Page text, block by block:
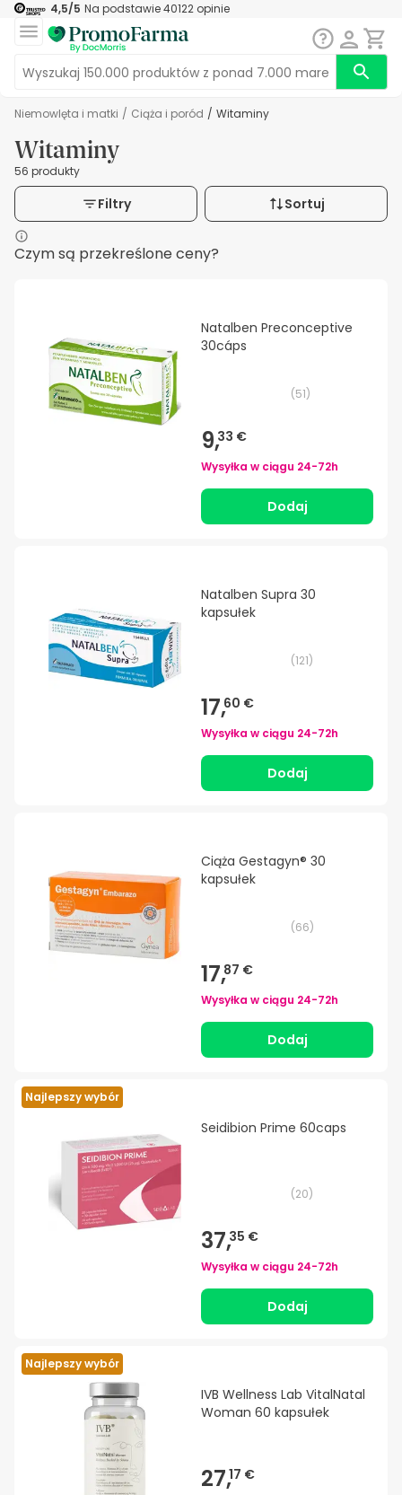
4,5/5 Na podstawie40122 opinie
Niemowlęta i matki / Ciąża i poród / Witaminy
Witaminy
56 produkty
Filtry Sortuj
Czym są przekreślone ceny?
Natalben Preconceptive
30cáps
(51)
9,33 €
Wysyłka w ciągu 24-72h
Dodaj
Natalben Supra 30
kapsułek
(121)
17,60 €
Wysyłka w ciągu 24-72h
Dodaj
Ciąża Gestagyn® 30
kapsułek
(66)
17,87 €
Wysyłka w ciągu 24-72h
Dodaj
Najlepszy wybór
Seidibion Prime 60caps
(20)
37,35 €
Wysyłka w ciągu 24-72h
Dodaj
Najlepszy wybór
IVB Wellness Lab VitalNatal
Woman 60 kapsułek
27,17 €